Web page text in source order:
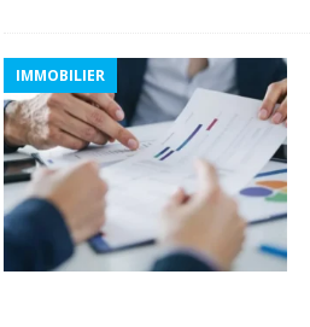
IMMOBILIER